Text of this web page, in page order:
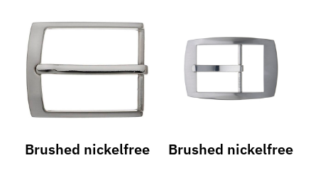
Brushed nickelfree Brushed nickelfree